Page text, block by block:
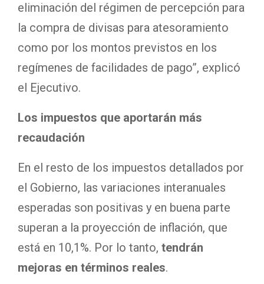
eliminación del régimen de percepción para
la compra de divisas para atesoramiento
como por los montos previstos en los
regímenes de facilidades de pago”, explicó
el Ejecutivo.
Los impuestos que aportarán más
recaudación
En el resto de los impuestos detallados por
el Gobierno, las variaciones interanuales
esperadas son positivas y en buena parte
superan a la proyección de inflación, que
está en 10,1%. Por lo tanto, tendrán
mejoras en términos reales.